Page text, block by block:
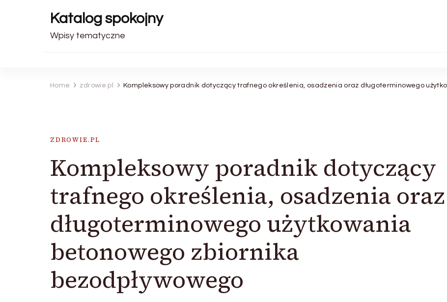
Katalog spokojny
Wpisy tematyczne
Home zdrowie.pl Kompleksowy poradnik dotyczący trafnego określenia, osadzenia oraz długoterminowego
ZDROWIE.PL
Kompleksowy poradnik dotyczący
trafnego określenia, osadzenia oraz
długoterminowego użytkowania
betonowego zbiornika
bezodpływowego